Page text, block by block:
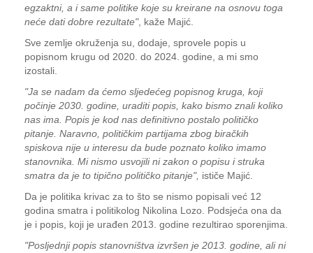
egzaktni, a i same politike koje su kreirane na osnovu toga
neće dati dobre rezultate", kaže Majić.
Sve zemlje okruženja su, dodaje, sprovele popis u
popisnom krugu od 2020. do 2024. godine, a mi smo
izostali.
"Ja se nadam da ćemo sljedećeg popisnog kruga, koji
počinje 2030. godine, uraditi popis, kako bismo znali koliko
nas ima. Popis je kod nas definitivno postalo političko
pitanje. Naravno, političkim partijama zbog biračkih
spiskova nije u interesu da bude poznato koliko imamo
stanovnika. Mi nismo usvojili ni zakon o popisu i struka
smatra da je to tipično političko pitanje", ističe Majić.
Da je politika krivac za to što se nismo popisali već 12
godina smatra i politikolog Nikolina Lozo. Podsjeća ona da
je i popis, koji je urađen 2013. godine rezultirao sporenjima.
"Posljednji popis stanovništva izvršen je 2013. godine, ali ni